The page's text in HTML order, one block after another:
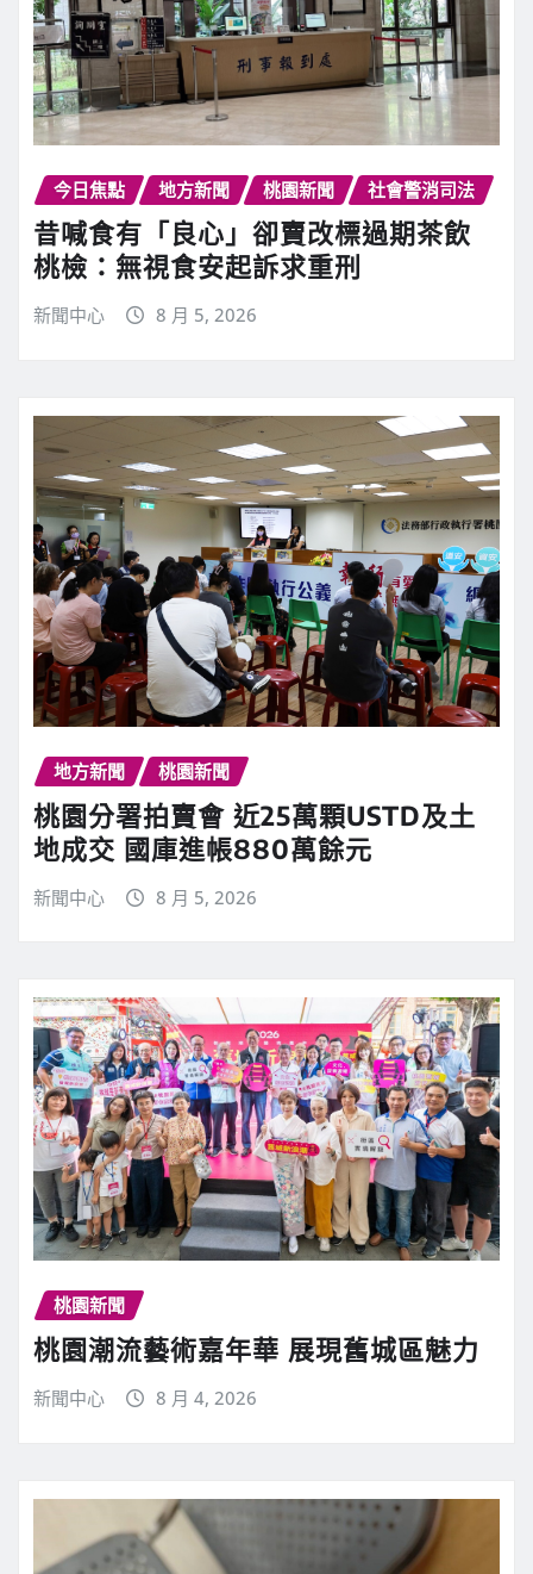
今日焦點 地方新聞 桃園新聞 社會警消司法
昔喊食有「良心」卻賣改標過期茶飲
桃檢：無視食安起訴求重刑
新聞中心 8 月 5, 2026
地方新聞 桃園新聞
桃園分署拍賣會 近25萬顆USTD及土
地成交 國庫進帳880萬餘元
新聞中心 8 月 5, 2026
桃園新聞
桃園潮流藝術嘉年華 展現舊城區魅力
新聞中心 8 月 4, 2026